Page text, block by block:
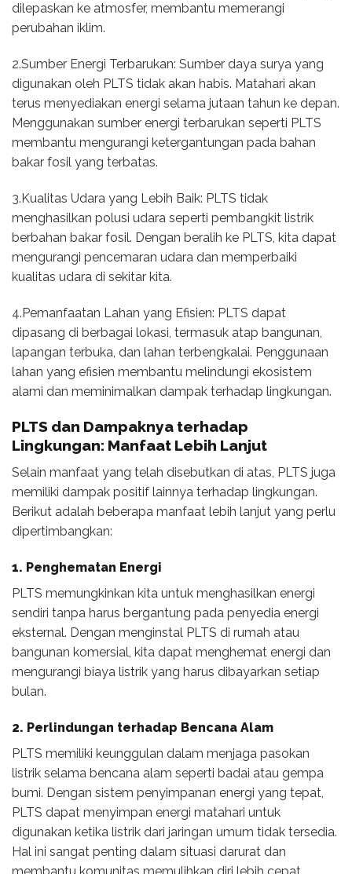
dilepaskan ke atmosfer, membantu memerangi
perubahan iklim.
2.Sumber Energi Terbarukan: Sumber daya surya yang
digunakan oleh PLTS tidak akan habis. Matahari akan
terus menyediakan energi selama jutaan tahun ke depan.
Menggunakan sumber energi terbarukan seperti PLTS
membantu mengurangi ketergantungan pada bahan
bakar fosil yang terbatas.
3.Kualitas Udara yang Lebih Baik: PLTS tidak
menghasilkan polusi udara seperti pembangkit listrik
berbahan bakar fosil. Dengan beralih ke PLTS, kita dapat
mengurangi pencemaran udara dan memperbaiki
kualitas udara di sekitar kita.
4.Pemanfaatan Lahan yang Efisien: PLTS dapat
dipasang di berbagai lokasi, termasuk atap bangunan,
lapangan terbuka, dan lahan terbengkalai. Penggunaan
lahan yang efisien membantu melindungi ekosistem
alami dan meminimalkan dampak terhadap lingkungan.
PLTS dan Dampaknya terhadap
Lingkungan: Manfaat Lebih Lanjut
Selain manfaat yang telah disebutkan di atas, PLTS juga
memiliki dampak positif lainnya terhadap lingkungan.
Berikut adalah beberapa manfaat lebih lanjut yang perlu
dipertimbangkan:
1. Penghematan Energi
PLTS memungkinkan kita untuk menghasilkan energi
sendiri tanpa harus bergantung pada penyedia energi
eksternal. Dengan menginstal PLTS di rumah atau
bangunan komersial, kita dapat menghemat energi dan
mengurangi biaya listrik yang harus dibayarkan setiap
bulan.
2. Perlindungan terhadap Bencana Alam
PLTS memiliki keunggulan dalam menjaga pasokan
listrik selama bencana alam seperti badai atau gempa
bumi. Dengan sistem penyimpanan energi yang tepat,
PLTS dapat menyimpan energi matahari untuk
digunakan ketika listrik dari jaringan umum tidak tersedia.
Hal ini sangat penting dalam situasi darurat dan
membantu komunitas memulihkan diri lebih cepat.